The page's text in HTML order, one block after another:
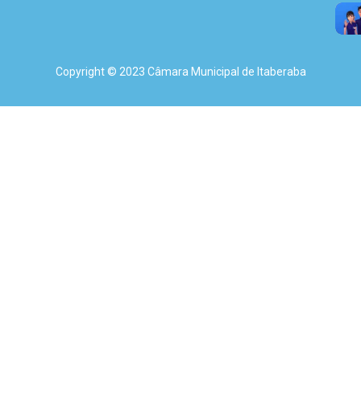
Copyright © 2023 Câmara Municipal de Itaberaba